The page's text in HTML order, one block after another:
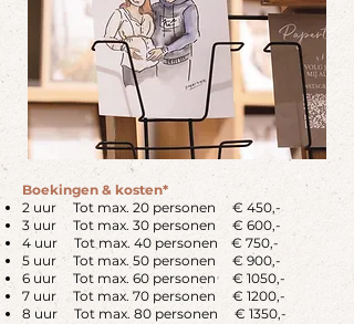
Boekingen & kosten*
2 uur Tot max. 20 personen € 450,-
3 uur Tot max. 30 personen € 600,-
4 uur Tot max. 40 personen € 750,-
5 uur Tot max. 50 personen € 900,-
6 uur Tot max. 60 personen € 1050,-
7 uur Tot max. 70 personen € 1200,-
8 uur Tot max. 80 personen € 1350,-